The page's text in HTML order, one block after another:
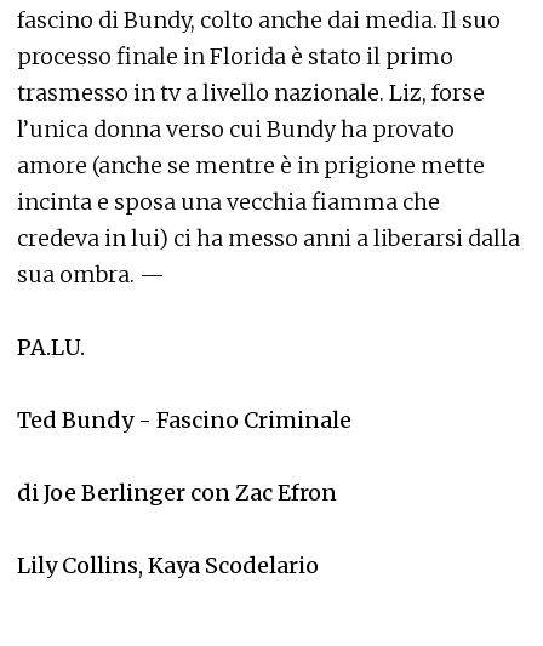
fascino di Bundy, colto anche dai media. Il suo
processo finale in Florida è stato il primo
trasmesso in tv a livello nazionale. Liz, forse
l’unica donna verso cui Bundy ha provato
amore (anche se mentre è in prigione mette
incinta e sposa una vecchia fiamma che
credeva in lui) ci ha messo anni a liberarsi dalla
sua ombra. —
PA.LU.
Ted Bundy - Fascino Criminale
di Joe Berlinger con Zac Efron
Lily Collins, Kaya Scodelario